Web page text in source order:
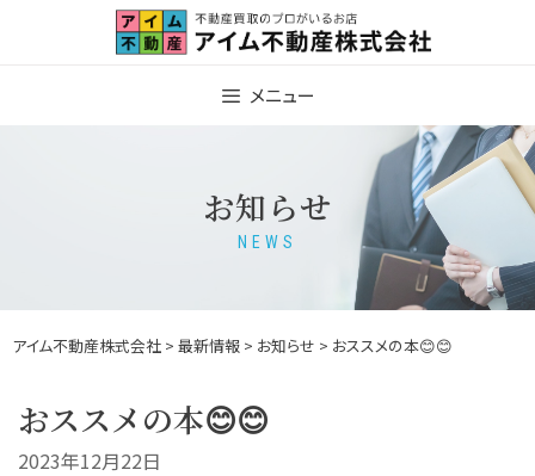
メニュー
お知らせ
NEWS
アイム不動産株式会社 > 最新情報 > お知らせ > おススメの本😊😊
おススメの本😊😊
2023年12月22日